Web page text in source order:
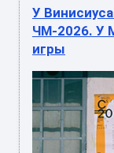
У
ЧМ-2026. У
игры